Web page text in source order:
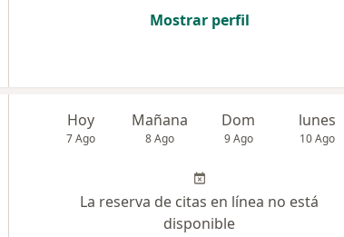
Mostrar perfil
Hoy
7 Ago
Mañana
8 Ago
Dom
9 Ago
lunes
10 Ago
La reserva de citas en línea no está
disponible